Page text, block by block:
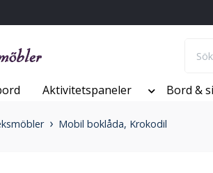
Aktivitetspaneler Bord &
Mobil boklåda, Krokodil